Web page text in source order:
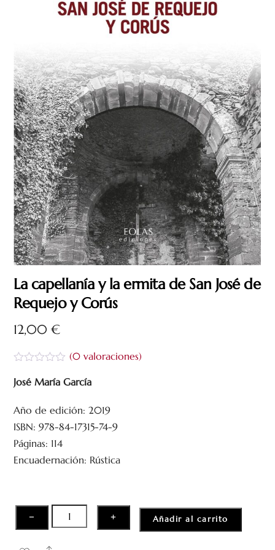
La capellanía y la ermita de San José de
Requejo y Corús
12,00€
a
l
r
d
o
c
o
5
(0valoraciones)
José María García
Año de edición: 2019
ISBN: 978-84-17315-74-9
Páginas: 114
Encuadernación: Rústica
−
capellanía
y
+ Añadir al carrito